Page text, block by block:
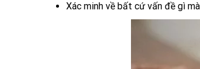
Xác minh về bất cứ vấn đề gì